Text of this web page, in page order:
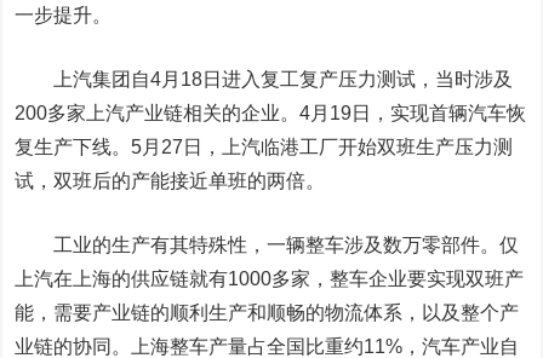
一步提升。
上汽集团自4月18日进入复工复产压力测试，当时涉及
200多家上汽产业链相关的企业。4月19日，实现首辆汽车恢
复生产下线。5月27日，上汽临港工厂开始双班生产压力测
试，双班后的产能接近单班的两倍。
工业的生产有其特殊性，一辆整车涉及数万零部件。仅
上汽在上海的供应链就有1000多家，整车企业要实现双班产
能，需要产业链的顺利生产和顺畅的物流体系，以及整个产
业链的协同。上海整车产量占全国比重约11%，汽车产业自